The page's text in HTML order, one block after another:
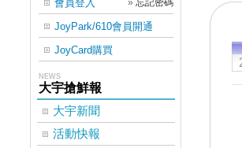
會員登入 » 忘記密碼
JoyPark/610會員開通
JoyCard購買
NEWS
大宇搶鮮報
大宇新聞
活動快報